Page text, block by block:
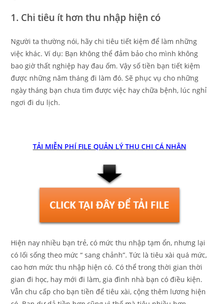
1. Chi tiêu ít hơn thu nhập hiện có
Người ta thường nói, hãy chi tiêu tiết kiệm để làm những
việc khác. Ví dụ: Bạn không thể đảm bảo cho mình không
bao giờ thất nghiệp hay đau ốm. Vậy số tiền bạn tiết kiệm
được những năm tháng đi làm đó. Sẽ phục vụ cho những
ngày tháng bạn chưa tìm được việc hay chữa bệnh, lúc nghỉ
ngơi đi du lịch.
TẢI MIỄN PHÍ FILE QUẢN LÝ THU CHI CÁ NHÂN
Hiện nay nhiều bạn trẻ, có mức thu nhập tạm ổn, nhưng lại
có lối sống theo mức “ sang chảnh”. Tức là tiêu xài quá mức,
cao hơn mức thu nhập hiện có. Có thể trong thời gian thời
gian đi học, hay mới đi làm, gia đình nhà bạn có điều kiện.
Vẫn chu cấp cho bạn tiền để tiêu xài, cộng thêm lương hiện